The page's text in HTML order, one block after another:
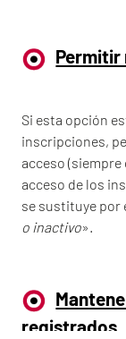
Permitir
Si esta opción
inscripciones,
acceso (siempre
acceso de los
se sustituye por
o inactivo».
registrados